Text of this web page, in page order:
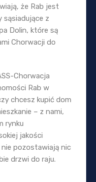
że Rab jest
sąsiadujące z
Dolin, które są
Chorwacji do
Chorwacja
Rab w
chcesz kupić dom
– z nami,
rynku
jakości
pozostawiają nic
drzwi do raju.